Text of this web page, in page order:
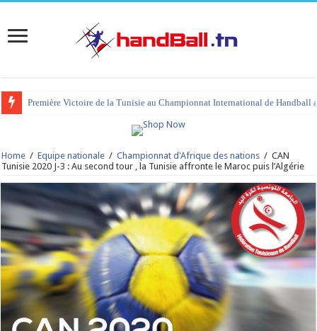
Première Victoire de la Tunisie au Championnat International de Handball
Home / Equipe nationale / Championnat d'Afrique des nations / CAN
Tunisie 2020 J-3 : Au second tour , la Tunisie affronte le Maroc puis l’Algérie